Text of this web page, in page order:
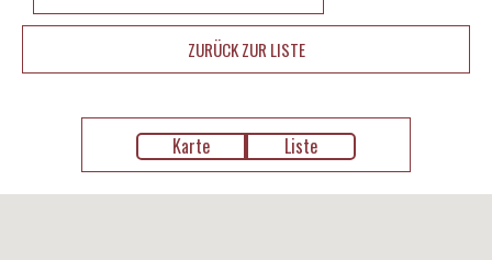
ZURÜCK ZUR LISTE
Karte Liste